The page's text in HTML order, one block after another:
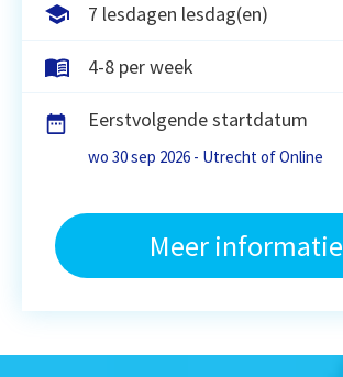
7 lesdagen lesdag(en)
4-8 per week
Eerstvolgende startdatum
wo 30 sep 2026 - Utrecht of Online
Meer informatie